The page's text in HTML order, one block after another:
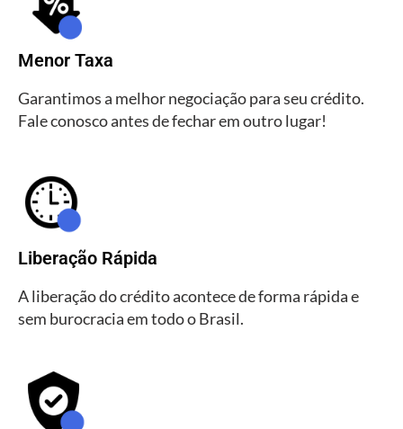
Menor Taxa
Garantimos a melhor negociação para seu crédito.
Fale conosco antes de fechar em outro lugar!
Liberação Rápida
A liberação do crédito acontece de forma rápida e
sem burocracia em todo o Brasil.